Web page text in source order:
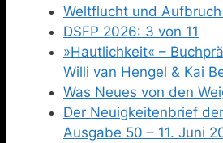
Weltflucht und
DSFP 2026: 3 von 11
»Hautlichkeit« –
Willi van Hengel & Kai
Was Neues von den
Der Neuigkeitenbrief
Ausgabe 50 – 11. Juni